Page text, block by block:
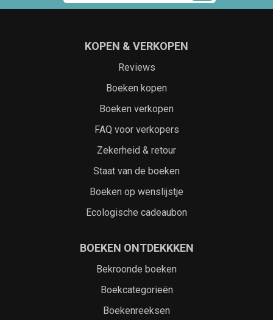
KOPEN & VERKOPEN
Reviews
Boeken kopen
Boeken verkopen
FAQ voor verkopers
Zekerheid & retour
Staat van de boeken
Boeken op wenslijstje
Ecologische cadeaubon
BOEKEN ONTDEKKKEN
Bekroonde boeken
Boekcategorieën
Boekenreeksen